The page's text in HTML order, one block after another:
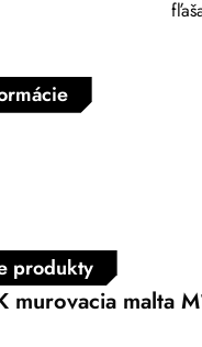
produkty
murovacia malta